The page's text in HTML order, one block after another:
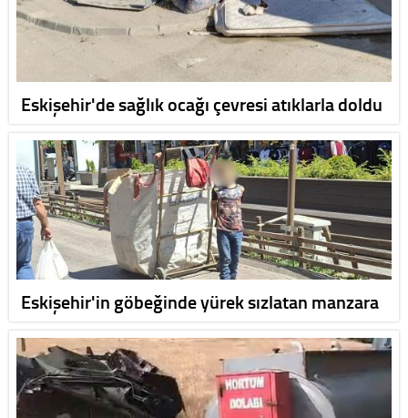
Eskişehir'de sağlık ocağı çevresi atıklarla doldu
Eskişehir'in göbeğinde yürek sızlatan manzara